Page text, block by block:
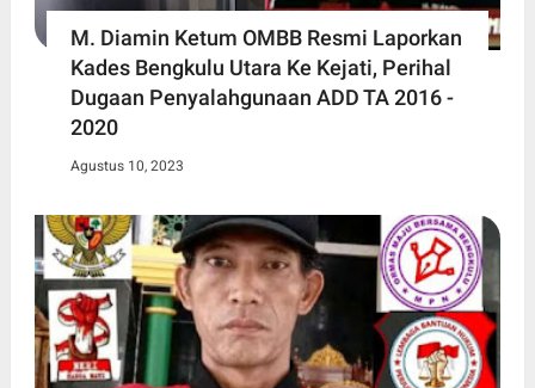
M. Diamin Ketum OMBB Resmi Laporkan
Kades Bengkulu Utara Ke Kejati, Perihal
Dugaan Penyalahgunaan ADD TA 2016 -
2020
Agustus 10, 2023